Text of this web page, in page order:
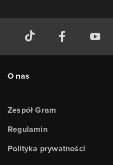
O nas
Zespół Gram
Regulamin
Polityka prywatności